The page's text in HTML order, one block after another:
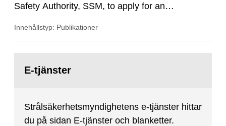
Safety Authority, SSM, to apply for an
areas of supervision, an ‘IRRS’ (Integrated
February 25, 2009, SSM made a formal request
to the IAEA for an IRRS in Sweden. The time...
Innehållstyp: Publikationer
sida:E-tjänster
Strålsäkerhetsmyndighetens e-tjänster hittar
du på sidan E-tjänster och blanketter.